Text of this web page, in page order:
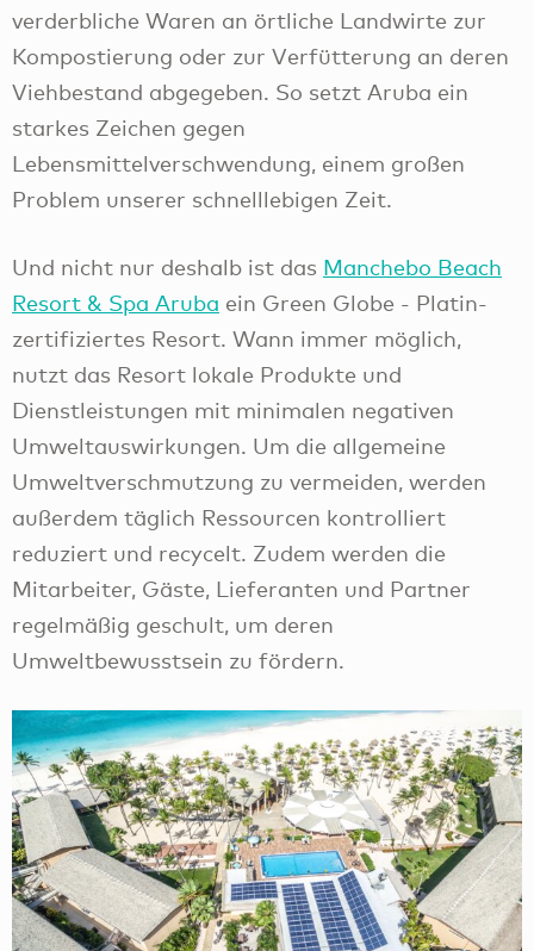
verderbliche Waren an örtliche Landwirte zur
Kompostierung oder zur Verfütterung an deren
Viehbestand abgegeben. So setzt Aruba ein
starkes Zeichen gegen
Lebensmittelverschwendung, einem großen
Problem unserer schnelllebigen Zeit.
Und nicht nur deshalb ist das Manchebo Beach
Resort & Spa Aruba ein Green Globe - Platin-
zertifiziertes Resort. Wann immer möglich,
nutzt das Resort lokale Produkte und
Dienstleistungen mit minimalen negativen
Umweltauswirkungen. Um die allgemeine
Umweltverschmutzung zu vermeiden, werden
außerdem täglich Ressourcen kontrolliert
reduziert und recycelt. Zudem werden die
Mitarbeiter, Gäste, Lieferanten und Partner
regelmäßig geschult, um deren
Umweltbewusstsein zu fördern.